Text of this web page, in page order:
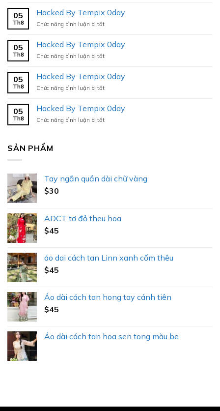
By
Tempix
0day
05
Th8
Hacked By Tempix 0day
Chức năng bình luận bị tắtở
By
Tempix
0day
05
Th8
Hacked By Tempix 0day
Chức năng bình luận bị tắtở
By
Tempix
0day
05
Th8
Hacked By Tempix 0day
Chức năng bình luận bị tắtở
By
Tempix
0day
05
Th8
Hacked By Tempix 0day
Chức năng bình luận bị tắtở
SẢN PHẨM
Tay ngắn quần dài chữ vàng
$30
ADCT tơ đỏ theu hoa
$45
áo dai cách tan Linn xanh cốm thêu
$45
Áo dài cách tan hong tay cánh tiên
$45
Áo dài cách tan hoa sen tong màu be